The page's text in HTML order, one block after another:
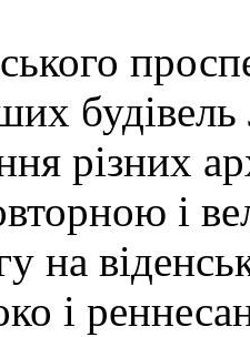
різних
і
на
і